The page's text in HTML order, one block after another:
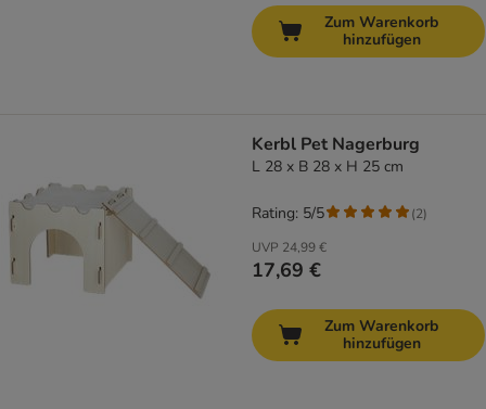
Zum Warenkorb
hinzufügen
Kerbl Pet Nagerburg
L 28 x B 28 x H 25 cm
UVP 24,99 €
17,69 €
Rating: 5/5 (2)
Zum Warenkorb
hinzufügen